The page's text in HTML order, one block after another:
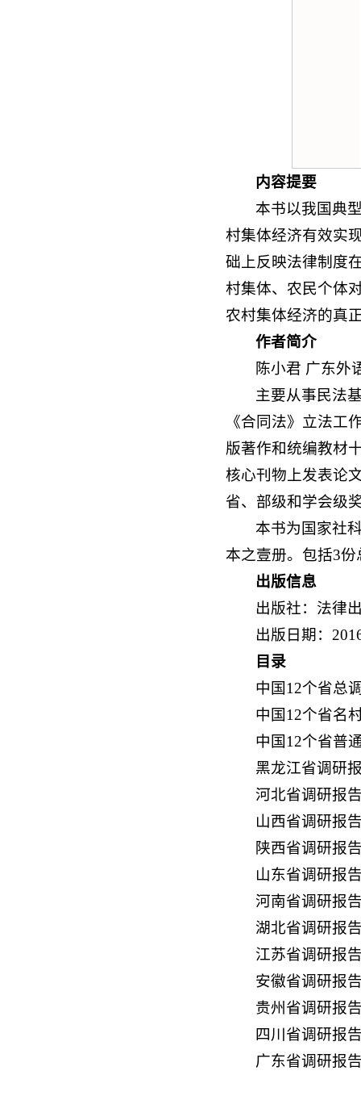
内容提要
本书以我国典
村集体经济有效实
础上反映法律制度
村集体、农民个体
农村集体经济的真
作者简介
陈小君 广东外
主要从事民法
《合同法》立法工
版著作和统编教材
核心刊物上发表论
省、部级和学会级
本书为国家社
本之壹册。包括3
出版信息
出版社：法律
出版日期：
目录
中国12个省总
中国12个省名
中国12个省普
黑龙江省调研
河北省调研报
山西省调研报
陕西省调研报
山东省调研报
河南省调研报
湖北省调研报
江苏省调研报
安徽省调研报
贵州省调研报
四川省调研报
广东省调研报